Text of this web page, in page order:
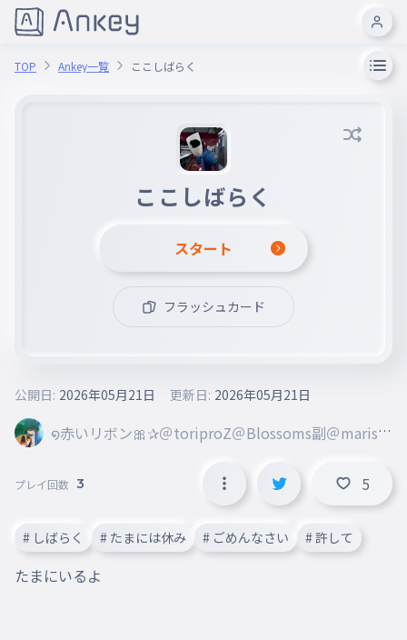
TOP Ankey一覧 ここしばらく
ここしばらく
スタート
フラッシュカード
໑赤いリボン🎀✰＠toriproZ＠Blossoms副＠marisa
公開日: 2026年05月21日 更新日: 2026年05月21日
プレイ回数 3 5
# しばらく # たまには休み # ごめんなさい # 許して
たまにいるよ